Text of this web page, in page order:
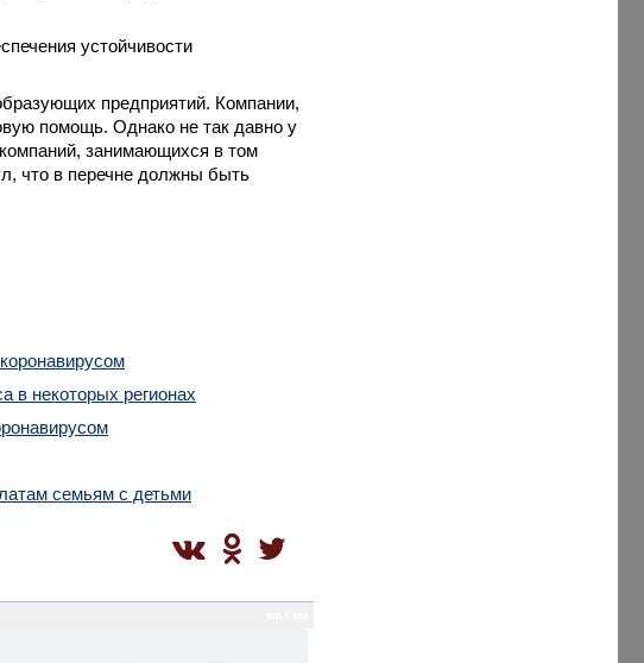
устойчивости
предприятий. Компании,
помощь. Однако не так давно у
занимающихся в том
что в перечне должны быть
в некоторых регионах
семьям с детьми